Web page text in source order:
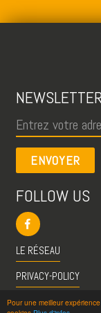
Pour une meilleur
ENVOYER
FOLLOW US
LE RÉSEAU
PRIVACY-POLICY
CGU